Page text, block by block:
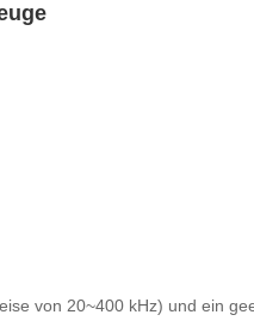
von 20~400 kHz) und ein